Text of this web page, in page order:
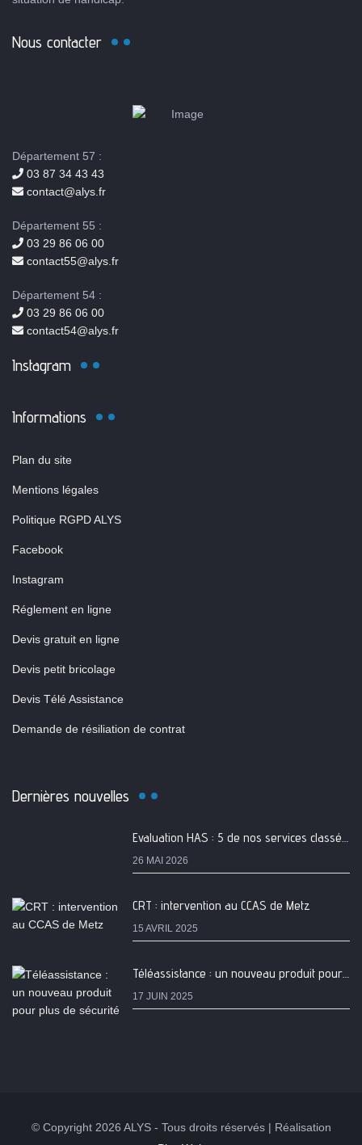
Nous contacter
Département 57 :
03 87 34 43 43
contact@alys.fr
Département 55 :
03 29 86 06 00
contact55@alys.fr
Département 54 :
03 29 86 06 00
contact54@alys.fr
Instagram
Informations
Plan du site
Mentions légales
Politique RGPD ALYS
Facebook
Instagram
Réglement en ligne
Devis gratuit en ligne
Devis petit bricolage
Devis Télé Assistance
Demande de résiliation de contrat
Dernières nouvelles
Evaluation HAS : 5 de nos services classés A
26 MAI 2026
CRT : intervention au CCAS de Metz
15 AVRIL 2025
Téléassistance : un nouveau produit pour plus de sécurité
17 JUIN 2025
© Copyright 2026 ALYS - Tous droits réservés | Réalisation